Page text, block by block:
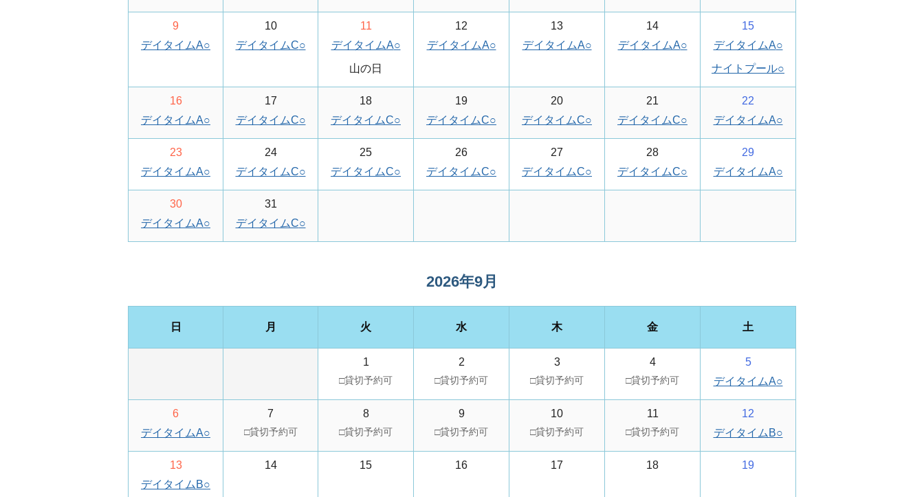
9
デイタイムA○
10
デイタイムC○
11
デイタイムA○
山の日
12
デイタイムA○
13
デイタイムA○
14
デイタイムA○
15
デイタイムA○
ナイトプール○
16
デイタイムA○
17
デイタイムC○
18
デイタイムC○
19
デイタイムC○
20
デイタイムC○
21
デイタイムC○
22
デイタイムA○
23
デイタイムA○
24
デイタイムC○
25
デイタイムC○
26
デイタイムC○
27
デイタイムC○
28
デイタイムC○
29
デイタイムA○
30
デイタイムA○
31
デイタイムC○
2026年9月
日 月 火 水 木 金 土
1 2 3 4
5
デイタイムA○
6
デイタイムA○
7 8 9 10 11
12
デイタイムB○
13
デイタイムB○
14 15 16 17 18 19